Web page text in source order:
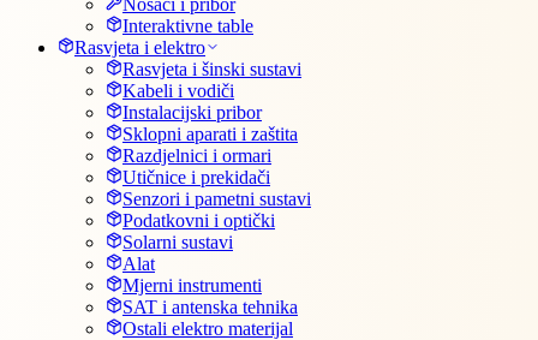
Nosači i pribor
Interaktivne table
Rasvjeta i elektro
Rasvjeta i šinski sustavi
Kabeli i vodiči
Instalacijski pribor
Sklopni aparati i zaštita
Razdjelnici i ormari
Utičnice i prekidači
Senzori i pametni sustavi
Podatkovni i optički
Solarni sustavi
Alat
Mjerni instrumenti
SAT i antenska tehnika
Ostali elektro materijal